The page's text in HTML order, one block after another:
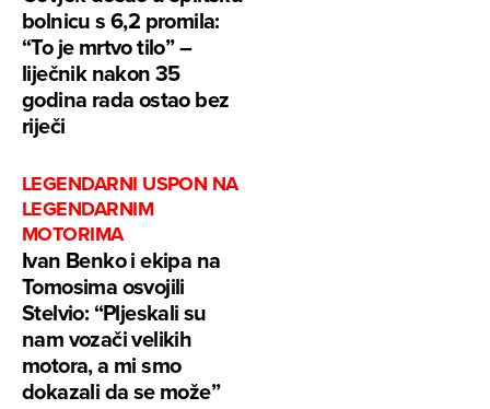
bolnicu s 6,2 promila:
“To je mrtvo tilo” –
liječnik nakon 35
godina rada ostao bez
riječi
LEGENDARNI USPON NA
LEGENDARNIM
MOTORIMA
Ivan Benko i ekipa na
Tomosima osvojili
Stelvio: “Pljeskali su
nam vozači velikih
motora, a mi smo
dokazali da se može”